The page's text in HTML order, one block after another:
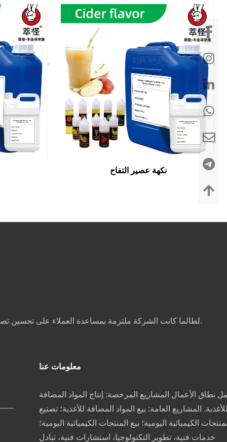
نكهة عصير التفاح
لطالما كانت الشركة ملتزمة بمساعدة العملاء على تحسين تصنيفات المنتجات وجودة النكهات، وتقليل تكاليف الإنتاج، وتخصيص عينات لتلبية احتياجات التصنيع والمعالجة لمختلف الصناعات الغذائية.
معلومات عنا
نطاق الأعمال المشاريع المرخصة: إنتاج المواد المضافة
المشاريع العامة: بيع المواد المضافة للأغذية؛ تصنيع
الكيميائية اليومية؛ بيع المنتجات الكيميائية اليومية؛
خدمات فنية، تطوير التكنولوجيا، استشارات فنية، تبادل